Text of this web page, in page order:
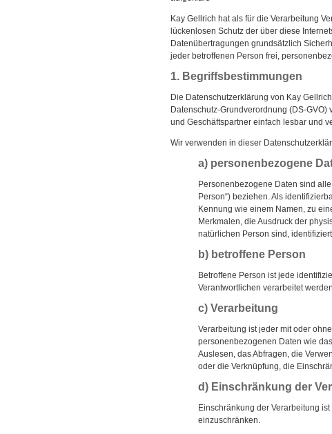
Kay Gellrich hat als für die Verarbeitung
lückenlosen Schutz der über diese
Datenübertragungen grundsätzlich
jeder betroffenen Person frei,
1. Begriffsbestimmungen
Die Datenschutzerklärung von Kay
Datenschutz-Grundverordnung (DS-
und Geschäftspartner einfach lesbar und
Wir verwenden in dieser
a) personenbezogene
Personenbezogene Daten sind
Person“) beziehen. Als
Kennung wie einem Namen, zu
Merkmalen, die Ausdruck der
natürlichen Person sind,
b) betroffene Person
Betroffene Person ist jede
Verantwortlichen verarbeitet
c) Verarbeitung
Verarbeitung ist jeder mit oder
personenbezogenen Daten wie
Auslesen, das Abfragen, die
oder die Verknüpfung, die
d) Einschränkung der
Einschränkung der Verarbeitung
einzuschränken.